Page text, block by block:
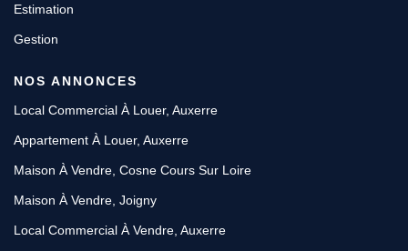
Estimation
Gestion
NOS ANNONCES
Local Commercial À Louer, Auxerre
Appartement À Louer, Auxerre
Maison À Vendre, Cosne Cours Sur Loire
Maison À Vendre, Joigny
Local Commercial À Vendre, Auxerre